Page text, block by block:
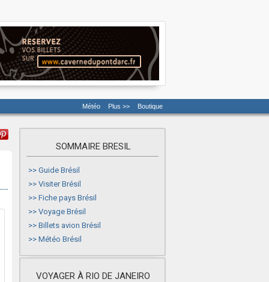
Météo Plus >> Boutique
SOMMAIRE BRESIL
>> Guide Brésil
>> Visiter Brésil
>> Fiche pays Brésil
>> Voyage Brésil
>> Billets avion Brésil
>> Météo Brésil
VOYAGER À RIO DE JANEIRO